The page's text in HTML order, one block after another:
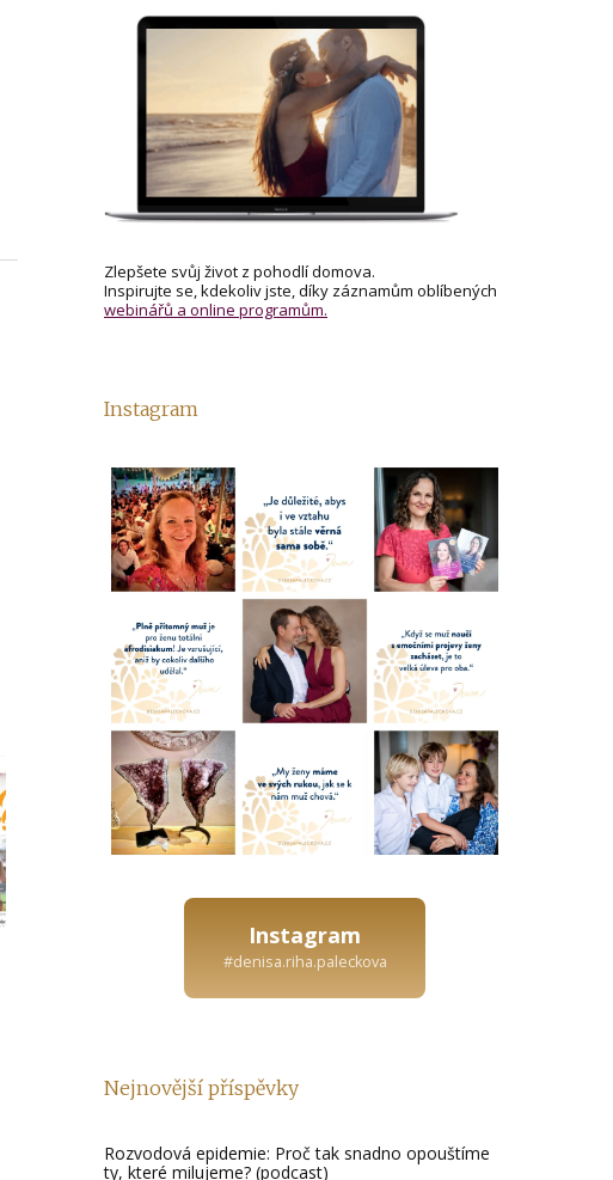
Zlepšete svůj život z pohodlí domova.
Inspirujte se, kdekoliv jste, díky záznamům oblíbených
webinářů a online programům.
Instagram
Instagram
#denisa.riha.paleckova
Nejnovější příspěvky
Rozvodová epidemie: Proč tak snadno opouštíme
ty, které milujeme? (podcast)